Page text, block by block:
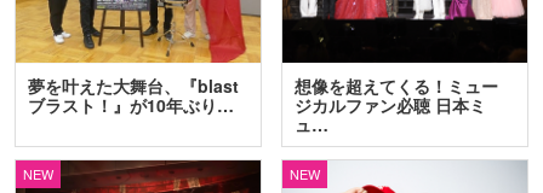
夢を叶えた大舞台、『blast
ブラスト！』が10年ぶり…
想像を超えてくる！ミュー
ジカルファン必聴 日本ミ
ュ…
NEW NEW